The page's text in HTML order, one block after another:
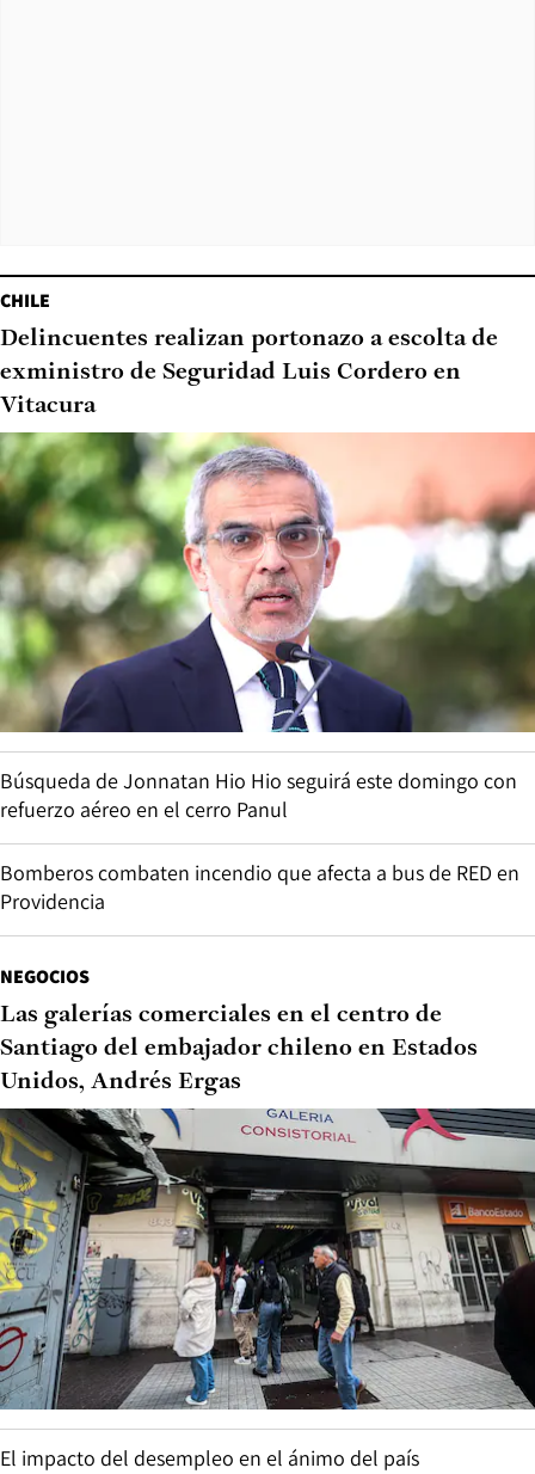
CHILE
Delincuentes realizan portonazo a escolta de
exministro de Seguridad Luis Cordero en
Vitacura
Búsqueda de Jonnatan Hio Hio seguirá este domingo con
refuerzo aéreo en el cerro Panul
Bomberos combaten incendio que afecta a bus de RED en
Providencia
NEGOCIOS
Las galerías comerciales en el centro de
Santiago del embajador chileno en Estados
Unidos, Andrés Ergas
El impacto del desempleo en el ánimo del país